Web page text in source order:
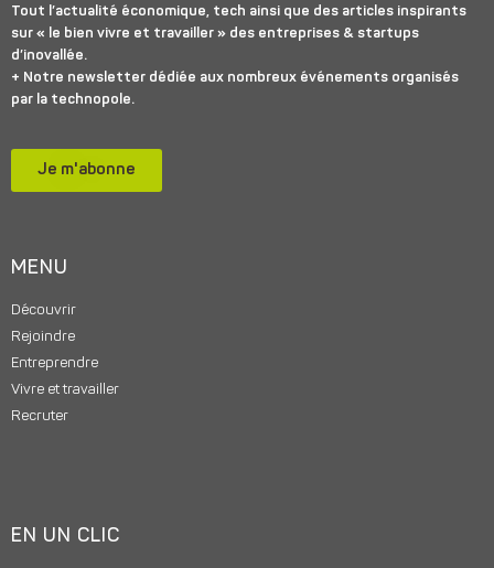
Tout l’actualité économique, tech ainsi que des articles inspirants
sur « le bien vivre et travailler » des entreprises & startups
d’inovallée.
+ Notre newsletter dédiée aux nombreux événements organisés
par la technopole.
Je m'abonne
MENU
Découvrir
Rejoindre
Entreprendre
Vivre et travailler
Recruter
EN UN CLIC